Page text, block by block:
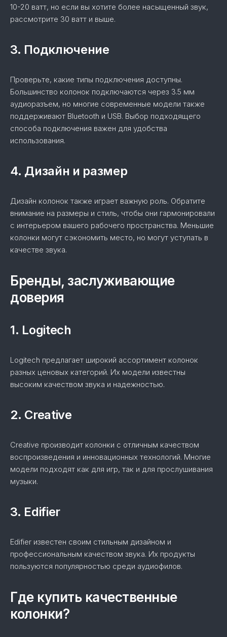
10-20 ватт, но если вы хотите более насыщенный звук,
рассмотрите 30 ватт и выше.
3. Подключение
Проверьте, какие типы подключения доступны.
Большинство колонок подключаются через 3.5 мм
аудиоразъем, но многие современные модели также
поддерживают Bluetooth и USB. Выбор подходящего
способа подключения важен для удобства
использования.
4. Дизайн и размер
Дизайн колонок также играет важную роль. Обратите
внимание на размеры и стиль, чтобы они гармонировали
с интерьером вашего рабочего пространства. Меньшие
колонки могут сэкономить место, но могут уступать в
качестве звука.
Бренды, заслуживающие
доверия
1. Logitech
Logitech предлагает широкий ассортимент колонок
разных ценовых категорий. Их модели известны
высоким качеством звука и надежностью.
2. Creative
Creative производит колонки с отличным качеством
воспроизведения и инновационных технологий. Многие
модели подходят как для игр, так и для прослушивания
музыки.
3. Edifier
Edifier известен своим стильным дизайном и
профессиональным качеством звука. Их продукты
пользуются популярностью среди аудиофилов.
Где купить качественные
колонки?